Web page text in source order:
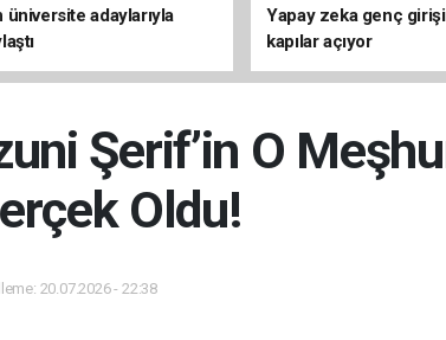
üniversite adaylarıyla
Yapay zeka genç
kapılar açıyor
Şerif’in O
Oldu!
20.07.2026 - 22:38